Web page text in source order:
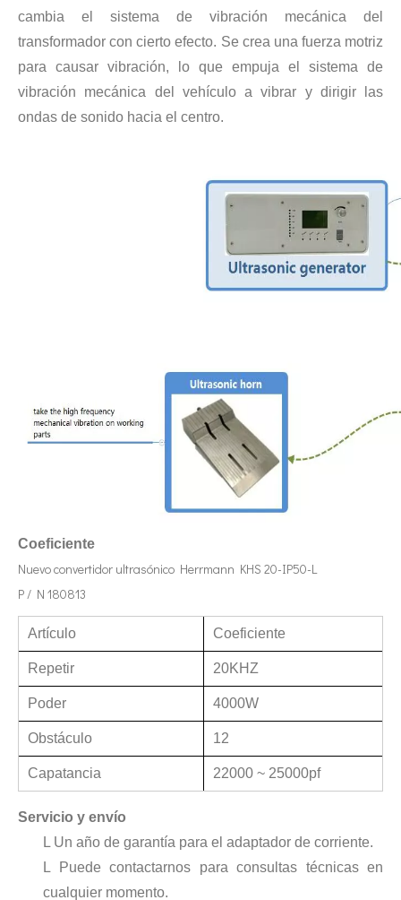
Actualmente, la investigación sobre la extracción de antioxidantes
Tecnología de corte de pasteles ultrasónico
La aplicación de la ultrasónica en la industria de la costura refleja
Tecnología de corte de chocolate por ultrasonidos
La aplicación de la ultrasónica en la industria de la costura refleja
cambia el sistema de vibración mecánica del
transformador con cierto efecto. Se crea una fuerza motriz
para causar vibración, lo que empuja el sistema de
vibración mecánica del vehículo a vibrar y dirigir las
ondas de sonido hacia el centro.
Coeficiente
Nuevo convertidor ultrasónico Herrmann KHS 20-IP50-L
P / N 180813
Artículo Coeficiente
Repetir 20KHZ
Poder 4000W
Obstáculo 12
Capatancia 22000 ~ 25000pf
Servicio y envío
L Un año de garantía para el adaptador de corriente.
L Puede contactarnos para consultas técnicas en
cualquier momento.